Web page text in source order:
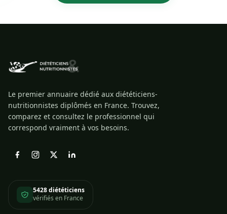
Le premier annuaire dédié aux diététiciens-
nutritionnistes diplômés en France. Trouvez,
comparez et consultez le professionnel qui
correspond vraiment à vos besoins.
5428 diététiciens
vérifiés en France